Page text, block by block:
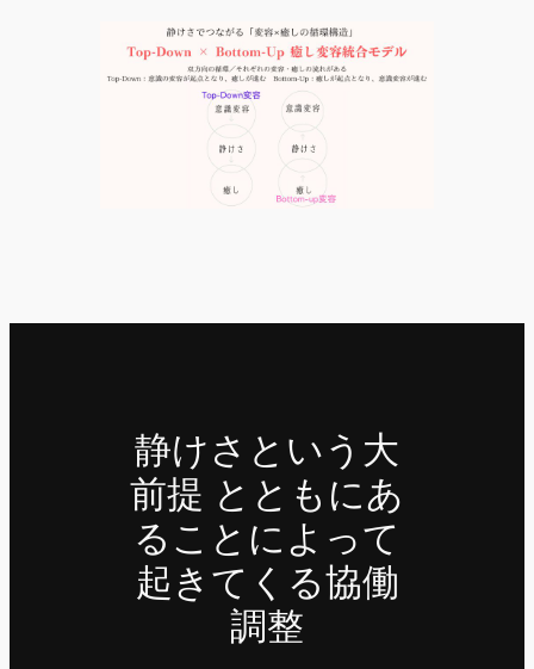
静けさという大
前提 とともにあ
ることによって
起きてくる協働
調整